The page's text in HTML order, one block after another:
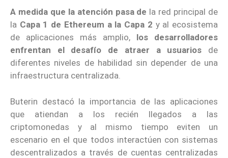
A medida que la atención pasa de la red principal de
la Capa 1 de Ethereum a la Capa 2 y al ecosistema
de aplicaciones más amplio, los desarrolladores
enfrentan el desafío de atraer a usuarios de
diferentes niveles de habilidad sin depender de una
infraestructura centralizada.
Buterin destacó la importancia de las aplicaciones
que atiendan a los recién llegados a las
criptomonedas y al mismo tiempo eviten un
escenario en el que todos interactúen con sistemas
descentralizados a través de cuentas centralizadas